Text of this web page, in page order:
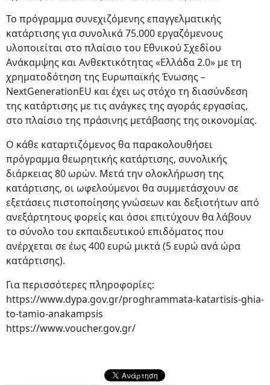
Το πρόγραμμα συνεχιζόμενης επαγγελματικής
κατάρτισης για συνολικά 75.000 εργαζόμενους
υλοποιείται στο πλαίσιο του Εθνικού Σχεδίου
Ανάκαμψης και Ανθεκτικότητας «Ελλάδα 2.0» με τη
χρηματοδότηση της Ευρωπαϊκής Ένωσης –
NextGenerationEU και έχει ως στόχο τη διασύνδεση
της κατάρτισης με τις ανάγκες της αγοράς εργασίας,
στο πλαίσιο της πράσινης μετάβασης της οικονομίας.
Ο κάθε καταρτιζόμενος θα παρακολουθήσει
πρόγραμμα θεωρητικής κατάρτισης, συνολικής
διάρκειας 80 ωρών. Μετά την ολοκλήρωση της
κατάρτισης, οι ωφελούμενοι θα συμμετάσχουν σε
εξετάσεις πιστοποίησης γνώσεων και δεξιοτήτων από
ανεξάρτητους φορείς και όσοι επιτύχουν θα λάβουν
το σύνολο του εκπαιδευτικού επιδόματος που
ανέρχεται σε έως 400 ευρώ μικτά (5 ευρώ ανά ώρα
κατάρτισης).
Για περισσότερες πληροφορίες:
https://www.dypa.gov.gr/proghrammata-katartisis-ghia-
to-tamio-anakampsis
https://www.voucher.gov.gr/